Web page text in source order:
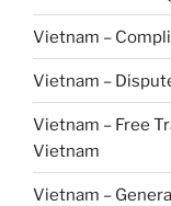
Vietnam –
Vietnam –
Vietnam – Free
Vietnam
Vietnam –